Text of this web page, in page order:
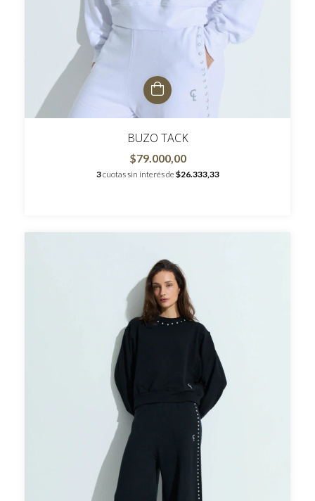
BUZO TACK
$79.000,00
3cuotas sin interés de$26.333,33